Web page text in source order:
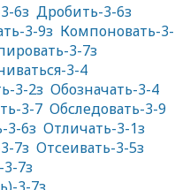
6з Дробить-3-6з
3-9з Компоновать-3-
3-7з
3-4
3-2з Обозначать-3-4
3-7 Обследовать-3-9
3-6з Отличать-3-1з
7з Отсеивать-3-5з
7з